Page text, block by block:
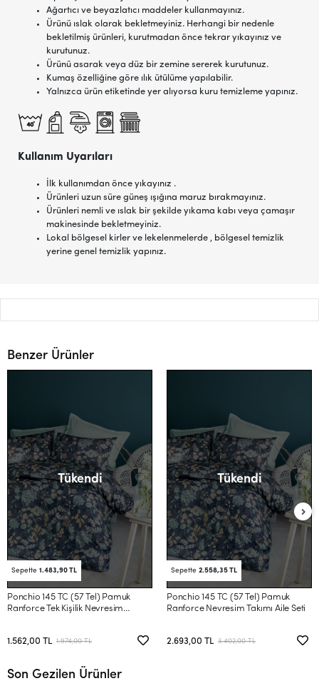
Ağartıcı ve beyazlatıcı maddeler kullanmayınız.
Ürünü ıslak olarak bekletmeyiniz. Herhangi bir nedenle
bekletilmiş ürünleri, kurutmadan önce tekrar yıkayınız ve
kurutunuz.
Ürünü asarak veya düz bir zemine sererek kurutunuz.
Kumaş özelliğine göre ılık ütülüme yapılabilir.
Yalnızca ürün etiketinde yer alıyorsa kuru temizleme yapınız.
Kullanım Uyarıları
İlk kullanımdan önce yıkayınız .
Ürünleri uzun süre güneş ışığına maruz bırakmayınız.
Ürünleri nemli ve ıslak bir şekilde yıkama kabı veya çamaşır
makinesinde bekletmeyiniz.
Lokal bölgesel kirler ve lekelenmelerde , bölgesel temizlik
yerine genel temizlik yapınız.
Benzer Ürünler
Sepette 1.483,90 TL
Tükendi
Ponchio 145 TC (57 Tel) Pamuk
Ranforce Tek Kişilik Nevresim
1.562,00 TL 1.974,00 TL
Sepette 2.558,35 TL
Tükendi
Ponchio 145 TC (57 Tel) Pamuk
Ranforce Nevresim Takımı Aile Seti
2.693,00 TL 3.402,00 TL
Son Gezilen Ürünler